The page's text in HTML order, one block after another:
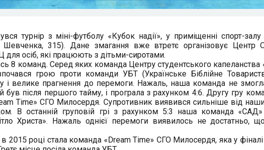
турнір з міні-футболу «Кубок надії», у приміщенні спорт-залу
315). Дане змагання вже втретє організовує Центр
для осіб, які працюють з дітьми-сиротами.
8 команд. Серед яких команда Центру студентського
грою проти команди УБТ (Українське Біблійне
і велике прагнення до перемоги. Нажаль, наша команда не
був після першого тайму, і програла з рахунком 4:6. Другу гру
Time» СГО Милосердя. Супротивник виявився сильніше від
В останній груповій грі з рахунком 5:3 наша команда «САД»
Христа». Нажаль однієї перемоги виявилось не достатньо,
2015 році стала команда «Dream Time» СГО Милосердя, яка у